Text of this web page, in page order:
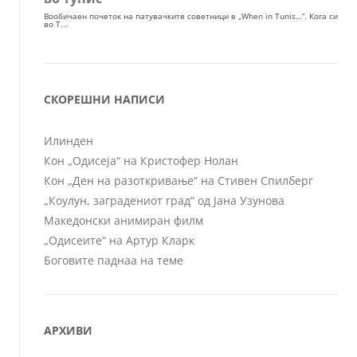
СКОРЕШНИ НАПИСИ
Илинден
Кон „Одисеја“ на Кристофер Нолан
Кон „Ден на разоткривање“ на Стивен Спилберг
„Коулун, заградениот град“ од Јана Узунова
Македонски анимиран филм
„Одисеите“ на Артур Кларк
Боговите паднаа на теме
АРХИВИ